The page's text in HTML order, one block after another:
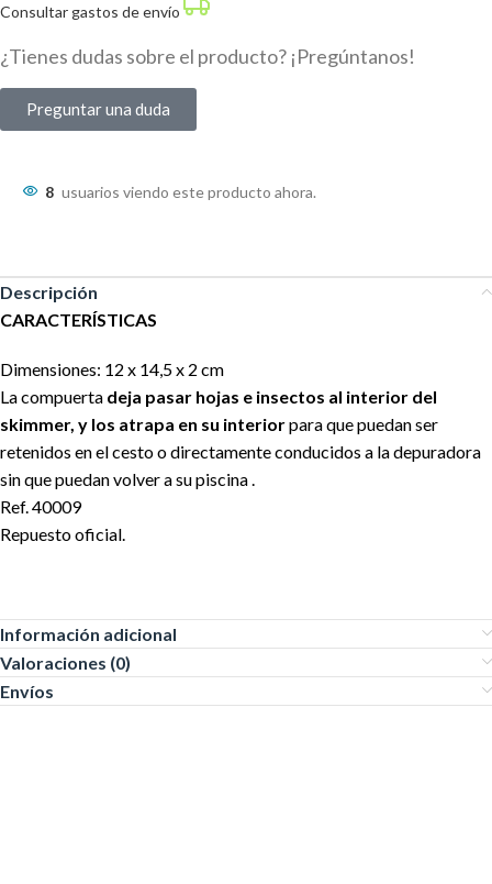
Consultar gastos de envío
¿Tienes dudas sobre el producto? ¡Pregúntanos!
Preguntar una duda
8 usuarios viendo este producto ahora.
Descripción
CARACTERÍSTICAS
Dimensiones: 12 x 14,5 x 2 cm
La compuerta deja pasar hojas e insectos al interior del
skimmer, y los atrapa en su interiorpara que puedan ser
retenidos en el cesto o directamente conducidos a la depuradora
sin que puedan volver a su piscina .
Ref. 40009
Repuesto oficial.
Información adicional
Valoraciones (0)
Envíos